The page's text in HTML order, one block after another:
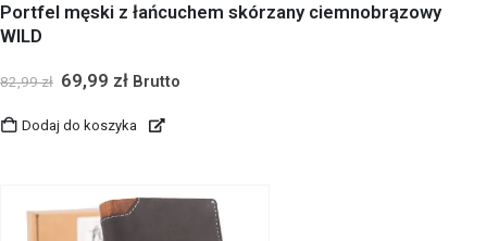
Portfel męski z łańcuchem skórzany ciemnobrązowy
WILD
82,99zł 69,99 zł Brutto
Dodaj do koszyka